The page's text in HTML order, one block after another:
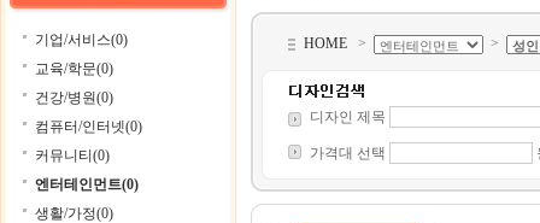
기업/서비스(0)
교육/학문(0)
건강/병원(0)
컴퓨터/인터넷(0)
커뮤니티(0)
엔터테인먼트(0)
생활/가정(0)
HOME > >
디자인 제목
가격대 선택